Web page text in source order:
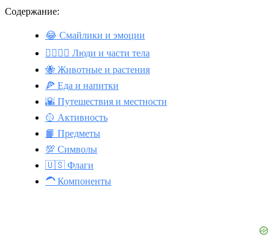
Содержание:
😂 Смайлики и эмоции
👩‍❤️‍💋‍👨 Люди и части тела
🐝 Животные и растения
🍕 Еда и напитки
🌇 Путешествия и местности
🥎 Активность
📙 Предметы
💯 Символы
🇺🇸 Флаги
🦱 Компоненты